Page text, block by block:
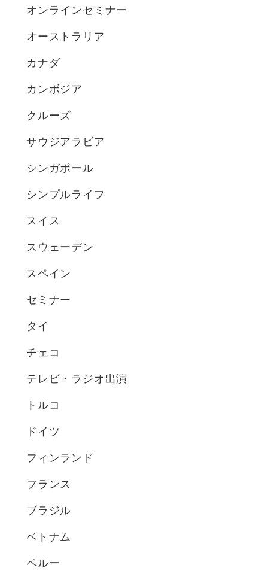
オンラインセミナー
オーストラリア
カナダ
カンボジア
クルーズ
サウジアラビア
シンガポール
シンプルライフ
スイス
スウェーデン
スペイン
セミナー
タイ
チェコ
テレビ・ラジオ出演
トルコ
ドイツ
フィンランド
フランス
ブラジル
ベトナム
ペルー